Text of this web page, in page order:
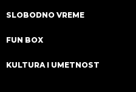
SLOBODNO VREME
FUN BOX
KULTURA I UMETNOST